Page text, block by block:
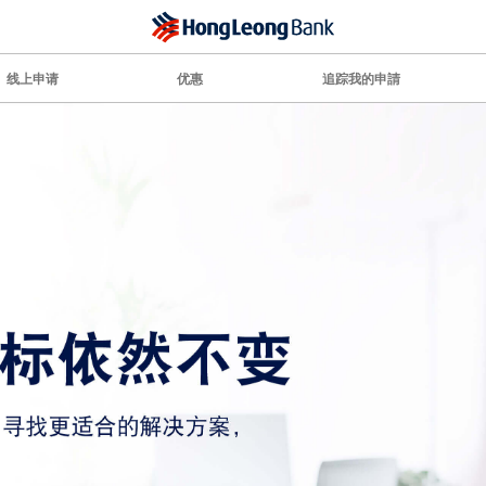
线上申请 优惠 追踪我的申請